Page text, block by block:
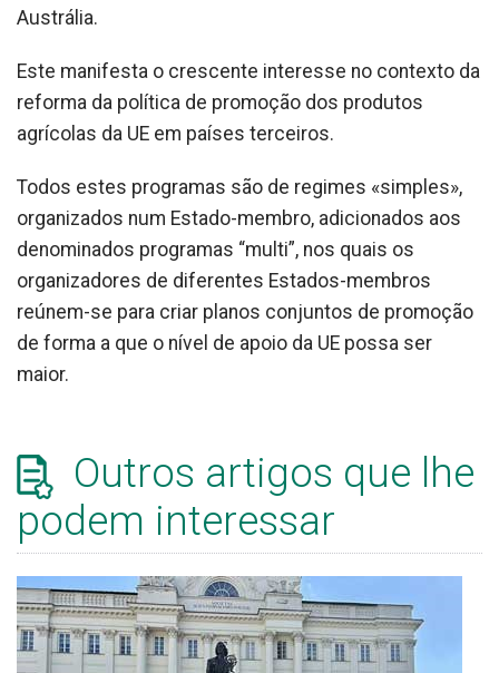
Austrália.
Este manifesta o crescente interesse no contexto da
reforma da política de promoção dos produtos
agrícolas da UE em países terceiros.
Todos estes programas são de regimes «simples»,
organizados num Estado-membro, adicionados aos
denominados programas “multi”, nos quais os
organizadores de diferentes Estados-membros
reúnem-se para criar planos conjuntos de promoção
de forma a que o nível de apoio da UE possa ser
maior.
Outros artigos que lhe
podem interessar